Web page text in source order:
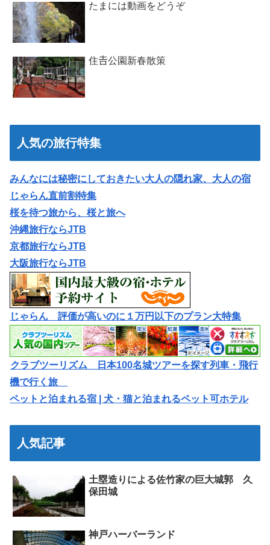
たまには動画をどうぞ
住𠮷公園新春散策
人気の旅行特集
みんなには秘密にしておきたい大人の隠れ家、大人の宿
じゃらん直前割特集
桜を待つ旅から、桜と旅へ
沖縄旅行ならJTB
京都旅行ならJTB
大阪旅行ならJTB
じゃらん 評価が高いのに１万円以下のプラン大特集
クラブツーリズム 日本100名城ツアーを探す列車・飛行
機で行く旅
ペットと泊まれる宿 | 犬・猫と泊まれるペット可ホテル
人気記事
土塁造りによる佐竹家の巨大城郭 久
保田城
神戸ハーバーランド